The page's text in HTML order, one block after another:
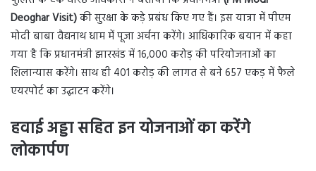
Deoghar Visit)की सुरक्षा के कड़े प्रबंध किए गए हैं। इस यात्रा में पीएम
मोदी बाबा वैद्यनाथ धाम में पूजा अर्चना करेंगे। आधिकारिक बयान में कहा
गया है कि प्रधानमंत्री झारखंड में 16,000 करोड़ की परियोजनाओं का
शिलान्यास करेंगे। साथ ही 401 करोड़ की लागत से बने 657 एकड़ में फैले
एयरपोर्ट का उद्घाटन करेंगे।
हवाई अड्डा सहित इन योजनाओं का करेंगे
लोकार्पण